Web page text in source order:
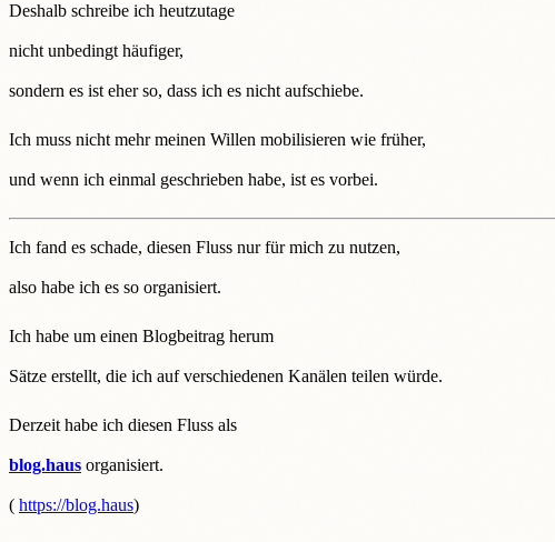
Deshalb schreibe ich heutzutage
nicht unbedingt häufiger,
sondern es ist eher so, dass ich es nicht aufschiebe.
Ich muss nicht mehr meinen Willen mobilisieren wie früher,
und wenn ich einmal geschrieben habe, ist es vorbei.
Ich fand es schade, diesen Fluss nur für mich zu nutzen,
also habe ich es so organisiert.
Ich habe um einen Blogbeitrag herum
Sätze erstellt, die ich auf verschiedenen Kanälen teilen würde.
Derzeit habe ich diesen Fluss als
blog.haus organisiert.
( https://blog.haus)